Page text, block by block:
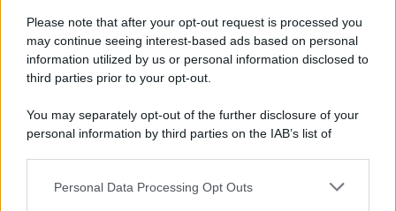
Please note that after your opt-out request is processed you
may continue seeing interest-based ads based on personal
information utilized by us or personal information disclosed to
third parties prior to your opt-out.
You may separately opt-out of the further disclosure of your
personal information by third parties on the IAB’s list of
This information may also be disclosed by us to third parties
Personal Data Processing Opt Outs